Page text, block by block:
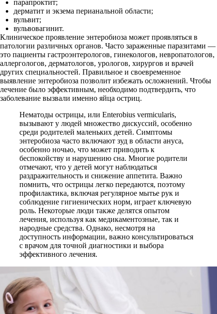
парапроктит;
дерматит и экзема перианальной области;
вульвит;
вульвовагинит.
Клиническое проявление энтеробиоза может проявляться в
патологии различных органов. Часто зараженные паразитами —
это пациенты гастроэнтерологов, гинекологов, невропатологов,
аллергологов, дерматологов, урологов, хирургов и врачей
других специальностей. Правильное и своевременное
выявление энтеробиоза позволит избежать осложнений. Чтобы
лечение было эффективным, необходимо подтвердить, что
заболевание вызвали именно яйца остриц.
Нематоды острицы, или Enterobius vermicularis,
вызывают у людей множество дискуссий, особенно
среди родителей маленьких детей. Симптомы
энтеробиоза часто включают зуд в области ануса,
особенно ночью, что может приводить к
беспокойству и нарушению сна. Многие родители
отмечают, что у детей могут наблюдаться
раздражительность и снижение аппетита. Важно
помнить, что острицы легко передаются, поэтому
профилактика, включая регулярное мытье рук и
соблюдение гигиенических норм, играет ключевую
роль. Некоторые люди также делятся опытом
лечения, используя как медикаментозные, так и
народные средства. Однако, несмотря на
доступность информации, важно консультироваться
с врачом для точной диагностики и выбора
эффективного лечения.